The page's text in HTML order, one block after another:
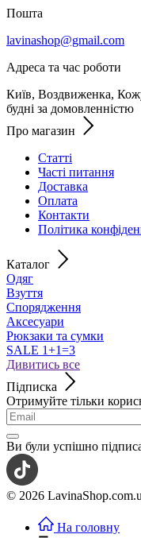
Пошта
lavinashop@gmail.com
Адреса та час роботи
Київ, Воздвиженка,
будні за домовленністю
Про магазин
Статті
Часті питання
Доставка
Оплата
Контакти
Політика
Каталог
Одяг
Взуття
Спорядження
Аксесуари
Рюкзаки та сумки
SALE 1+1=3
Дивитись все
Підписка
Отримуйте тільки
Ви були успішно
© 2026
На головну